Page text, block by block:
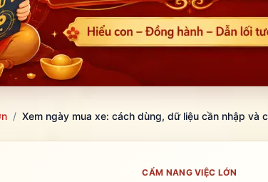
/ Xem ngày mua xe: cách dùng, dữ liệu cần nhập và
CẨM NANG VIỆC LỚN